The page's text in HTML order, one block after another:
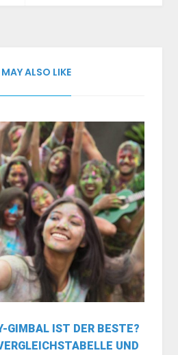
ALSO LIKE
GIMBAL IST DER BESTE?
UND